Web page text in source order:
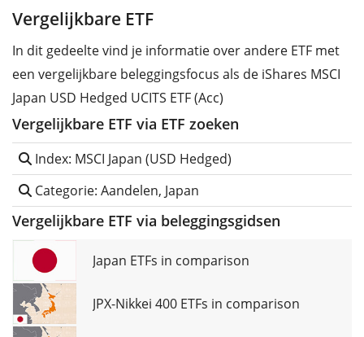
Vergelijkbare ETF
In dit gedeelte vind je informatie over andere ETF met
een vergelijkbare beleggingsfocus als de iShares MSCI
Japan USD Hedged UCITS ETF (Acc)
Vergelijkbare ETF via ETF zoeken
Index: MSCI Japan (USD Hedged)
Categorie: Aandelen, Japan
Vergelijkbare ETF via beleggingsgidsen
Japan ETFs in comparison
JPX-Nikkei 400 ETFs in comparison